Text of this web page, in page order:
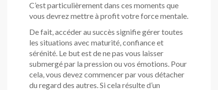
C’est particulièrement dans ces moments que
vous devrez mettre à profit votre force mentale.
De fait, accéder au succès signifie gérer toutes
les situations avec maturité, confiance et
sérénité. Le but est de ne pas vous laisser
submergé par la pression ou vos émotions. Pour
cela, vous devez commencer par vous détacher
du regard des autres. Si cela résulte d’un